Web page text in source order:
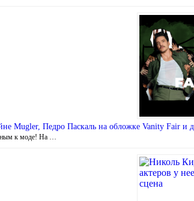
Mugler, Педро Паскаль на обложке Vanity Fair и
к моде! На …